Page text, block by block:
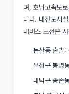
며, 호남고속도
니다. 대전도시
내버스 노선은
둔산동 출발:
유성구 봉명
대덕구 송촌